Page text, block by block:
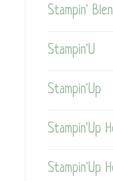
Stampin'
Stampin'U
Stampin'Up
Stampin'Up
Stampin'Up